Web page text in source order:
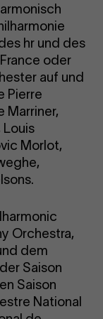
hr und des
oder
auf und
Pierre
Marriner,
Louis
Morlot,
Orchestra,
dem
Saison
Saison
National